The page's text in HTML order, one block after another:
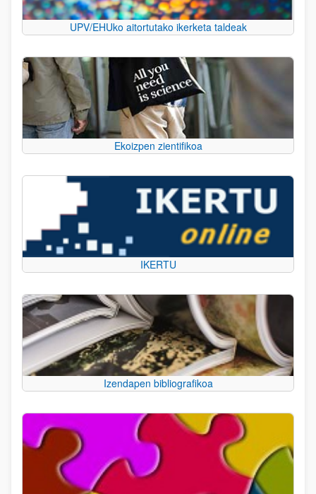
UPV/EHUko aitortutako ikerketa taldeak
Ekoizpen zientifikoa
IKERTU
Izendapen bibliografikoa